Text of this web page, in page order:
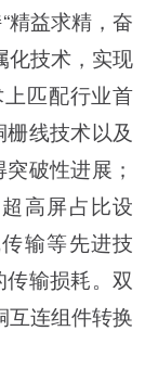
精益求精，奋
化技术，实现
匹配行业首
线技术以及
破性进展；
高屏占比设
输等先进技
输损耗。双
互连组件转换